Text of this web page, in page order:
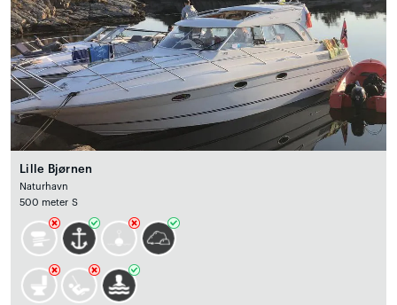
Lille Bjørnen
Naturhavn
500 meter S